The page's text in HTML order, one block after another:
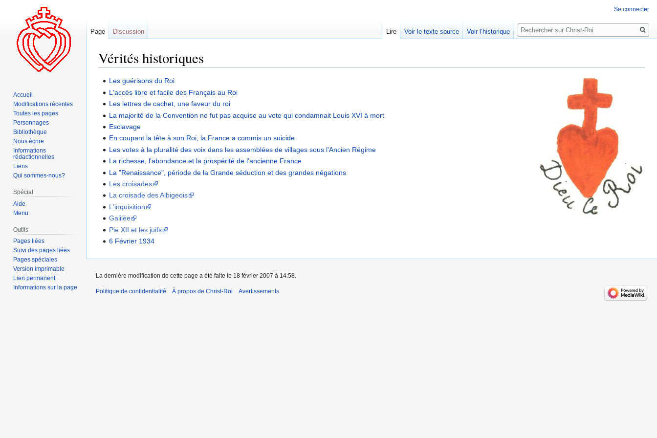
Vérités historiques
Aller
navigation
Aller
recherche
Les guérisons du Roi
L'accès libre et facile des Français au Roi
Les lettres de cachet, une faveur du roi
La majorité de la Convention ne fut pas acquise au vote qui condamnait Louis XVI à mort
Esclavage
En coupant la tête à son Roi, la France a commis un suicide
Les votes à la pluralité des voix dans les assemblées de villages sous l'Ancien Régime
La richesse, l'abondance et la prospérité de l'ancienne France
La "Renaissance", période de la Grande séduction et des grandes négations
Les croisades
La croisade des Albigeois
L'inquisition
Galilée
Pie XII et les juifs
6 Février 1934
Se connecter
Page Discussion Lire Voir le texte source Voir l’historique
Rechercher
Accueil
Modifications récentes
Toutes les pages
Personnages
Bibliothèque
Nous écrire
Informations
rédactionnelles
Liens
Qui sommes-nous?
Spécial
Aide
Menu
Outils
Pages liées
Suivi des pages liées
Pages spéciales
Version imprimable
Lien permanent
Informations sur la page
La dernière modification de cette page a été faite le 18 février 2007 à 14:58.
Politique de confidentialité À propos de Christ-Roi Avertissements